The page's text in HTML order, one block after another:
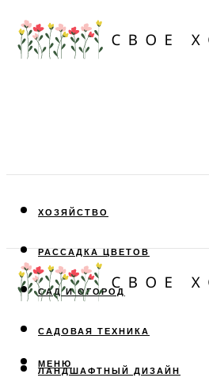
ХОЗЯЙСТВО
РАССАДКА ЦВЕТОВ
САД И ОГОРОД
САДОВАЯ ТЕХНИКА
ЛАНДШАФТНЫЙ ДИЗАЙН
МЕНЮ